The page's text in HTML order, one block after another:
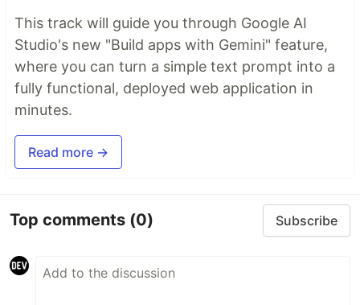
This track will guide you through Google AI
Studio's new "Build apps with Gemini" feature,
where you can turn a simple text prompt into a
fully functional, deployed web application in
minutes.
Read more →
Top comments (0) Subscribe